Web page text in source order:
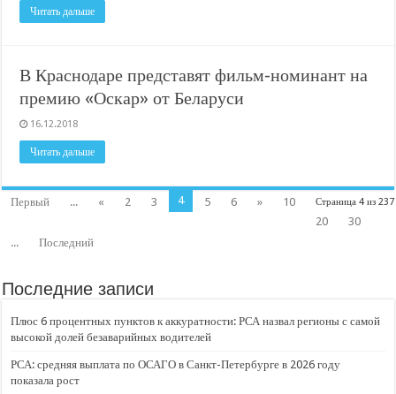
Читать дальше
В Краснодаре представят фильм-номинант на
премию «Оскар» от Беларуси
16.12.2018
Читать дальше
Страница 4 из 237
Первый ... « 2 3 4 5 6 »
10
20
30
...
Последний
Последние записи
Плюс 6 процентных пунктов к аккуратности: РСА назвал регионы с самой
высокой долей безаварийных водителей
РСА: средняя выплата по ОСАГО в Санкт-Петербурге в 2026 году
показала рост